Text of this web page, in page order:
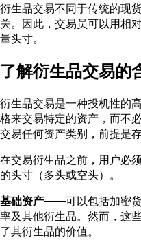
衍生品交易不同于传统的现
关。因此，交易员可以用相
量头寸。
了解衍生品交易的
衍生品交易是一种投机性的
格来交易特定的资产，而不
交易任何资产类别，前提是
在交易衍生品之前，用户必
的头寸（多头或空头）。
基础资产——可以包括加密货
率及其他衍生品。然而，这
了其衍生品的价值。